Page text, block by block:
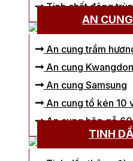
Tinh chất đông
AN
An cung trầm
An cung
An cung Samsung
An cung tổ kén 10
An cung hộp gỗ
TINH